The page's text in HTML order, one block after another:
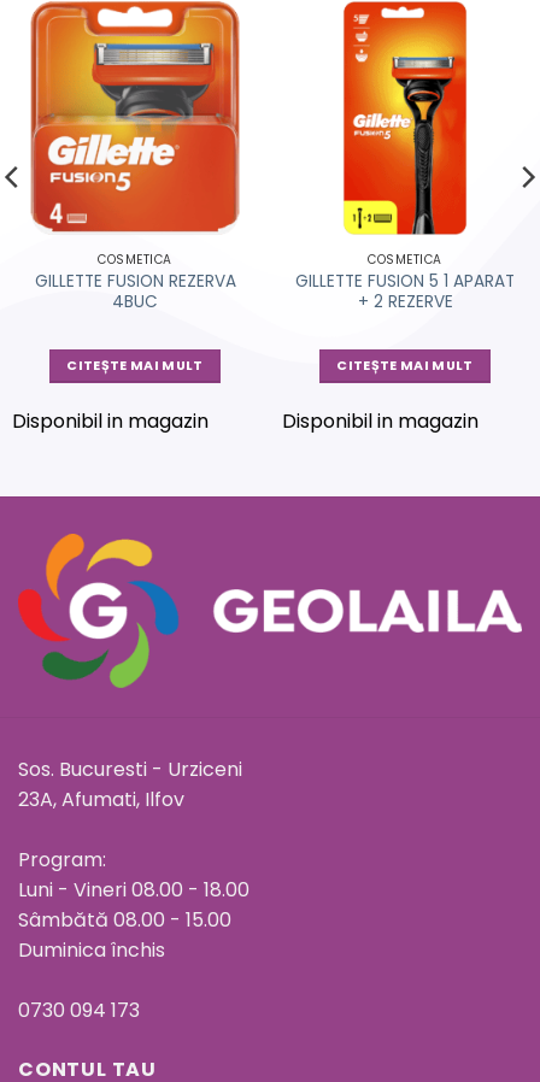
COSMETICA
GILLETTE FUSION REZERVA
4BUC
CITEȘTE MAI MULT
Disponibil in magazin
COSMETICA
GILLETTE FUSION 5 1 APARAT
+ 2 REZERVE
CITEȘTE MAI MULT
Disponibil in magazin
Sos. Bucuresti - Urziceni
23A, Afumati, Ilfov
Program:
Luni - Vineri 08.00 - 18.00
Sâmbătă 08.00 - 15.00
Duminica închis
0730 094 173
CONTUL TAU